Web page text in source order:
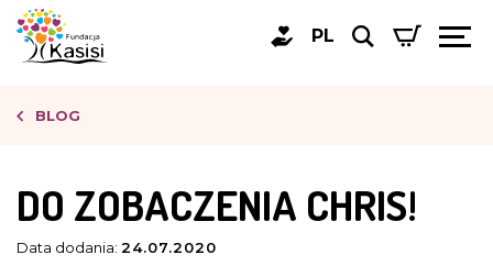
PL
BLOG
DO ZOBACZENIA CHRIS!
Data dodania: 24.07.2020